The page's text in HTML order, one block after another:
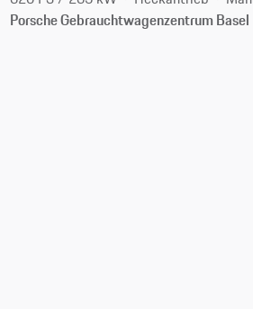
Porsche Gebrauchtwagenzentrum Basel